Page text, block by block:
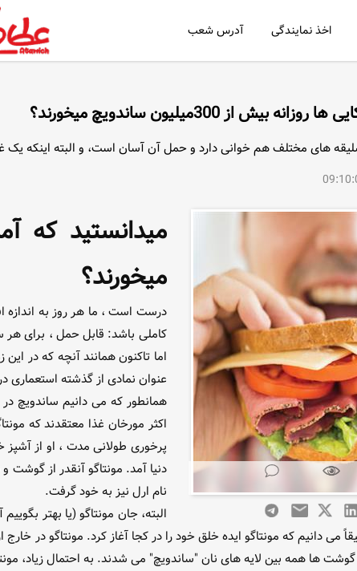
اخذ نمایندگی آدرس شعب
از 300میلیون ساندویچ میخورند؟
سلیقه های مختلف هم خوانی دارد و حمل آن آسان است، و البته
میخورند؟
درست است ، ما هر روز به
کاملی باشد: قابل حمل ، برای
اما تاکنون همانند آنچه که در
عنوان نمادی از گذشته
اکثر مورخان غذا معتقدند که
پرخوری طولانی مدت ، او از
دنیا آمد. مونتاگو آنقدر از
نام ارل نیز به خود گرفت.
البته، جان مونتاگو (یا بهتر
می دانیم که مونتاگو ایده خلق خود را در کجا آغاز کرد. مونتاگو
ها همه بین لایه های نان "ساندویچ" می شدند. به احتمال زیاد،